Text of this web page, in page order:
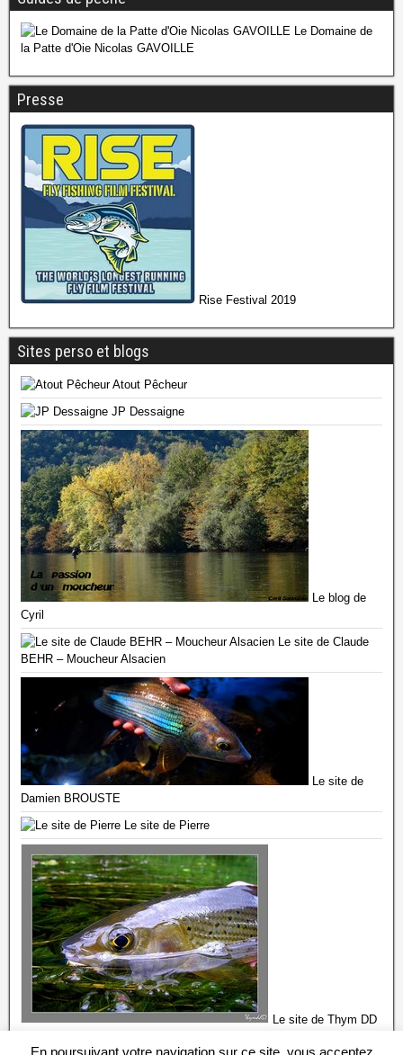
Le Domaine de
la Patte d'Oie Nicolas GAVOILLE
Presse
Rise Festival 2019
Sites perso et blogs
Atout Pêcheur
JP Dessaigne
Le blog de
Cyril
Le site de Claude
BEHR – Moucheur Alsacien
Le site de
Damien BROUSTE
Le site de Pierre
Le site de Thym DD
En poursuivant votre navigation sur ce site, vous acceptez